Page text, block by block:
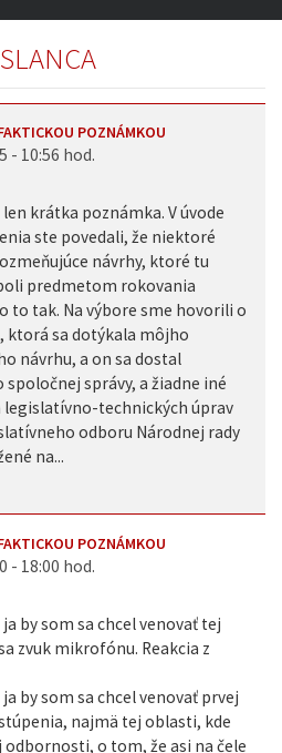
POZNÁMKOU
- 10:56 hod.
krátka poznámka. V úvode
ste povedali, že niektoré
návrhy, ktoré tu
predmetom rokovania
to tak. Na výbore sme hovorili o
ktorá sa dotýkala môjho
návrhu, a on sa dostal
spoločnej správy, a žiadne iné
legislatívno-technických úprav
odboru Národnej rady
na...
POZNÁMKOU
- 18:00 hod.
by som sa chcel venovať tej
zvuk mikrofónu. Reakcia z
by som sa chcel venovať prvej
najmä tej oblasti, kde
o tom, že asi na čele